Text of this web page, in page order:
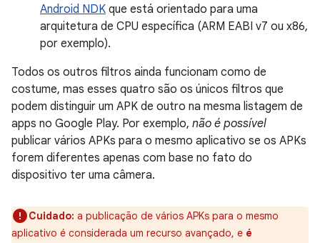
Android NDK que está orientado para uma
arquitetura de CPU específica (ARM EABI v7 ou x86,
por exemplo).
Todos os outros filtros ainda funcionam como de
costume, mas esses quatro são os únicos filtros que
podem distinguir um APK de outro na mesma listagem de
apps no Google Play. Por exemplo, não é possível
publicar vários APKs para o mesmo aplicativo se os APKs
forem diferentes apenas com base no fato do
dispositivo ter uma câmera.
Cuidado: a publicação de vários APKs para o mesmo
aplicativo é considerada um recurso avançado, e é